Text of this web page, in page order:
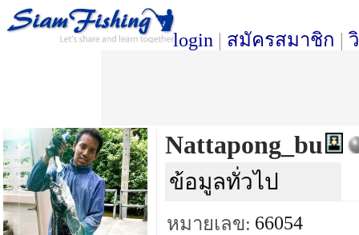
login | สมัครสมาชิก |
Nattapong_bu
ข้อมูลทั่วไป
หมายเลข: 66054